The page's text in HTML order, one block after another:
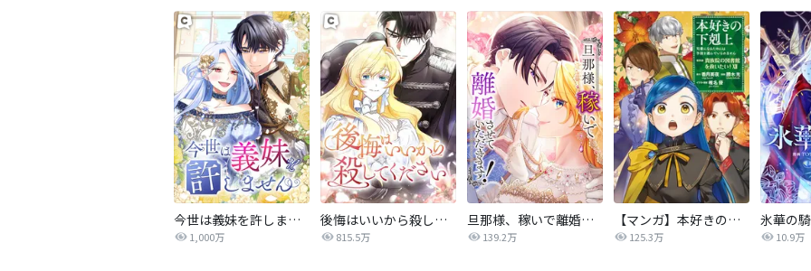
今世は義妹を許しません
1,000万
後悔はいいから殺してください
815.5万
旦那様、稼いで離婚させていただきます！
139.2万
【マンガ】本好きの下剋上 第四部
125.3万 10.9万